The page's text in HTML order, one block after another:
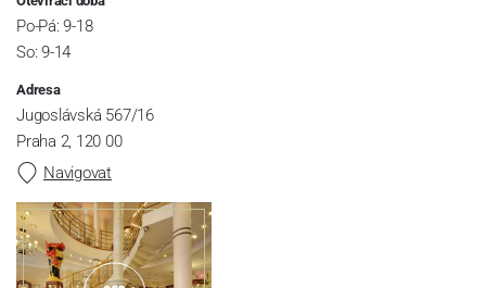
Po-Pá: 9-18
So: 9-14
Adresa
Jugoslávská 567/16
Praha 2, 120 00
Navigovat